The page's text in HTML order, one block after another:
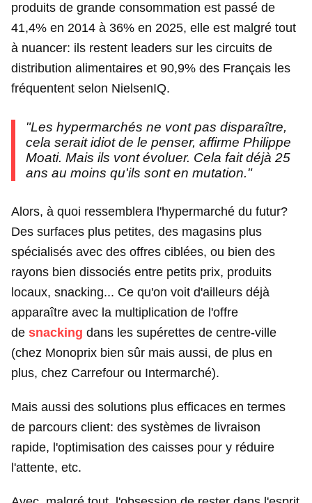
produits de grande consommation est passé de
41,4% en 2014 à 36% en 2025, elle est malgré tout
à nuancer: ils restent leaders sur les circuits de
distribution alimentaires et 90,9% des Français les
fréquentent selon NielsenIQ.
"Les hypermarchés ne vont pas disparaître,
cela serait idiot de le penser, affirme Philippe
Moati. Mais ils vont évoluer. Cela fait déjà 25
ans au moins qu'ils sont en mutation."
Alors, à quoi ressemblera l'hypermarché du futur?
Des surfaces plus petites, des magasins plus
spécialisés avec des offres ciblées, ou bien des
rayons bien dissociés entre petits prix, produits
locaux, snacking... Ce qu'on voit d'ailleurs déjà
apparaître avec la multiplication de l'offre
de snacking dans les supérettes de centre-ville
(chez Monoprix bien sûr mais aussi, de plus en
plus, chez Carrefour ou Intermarché).
Mais aussi des solutions plus efficaces en termes
de parcours client: des systèmes de livraison
rapide, l'optimisation des caisses pour y réduire
l'attente, etc.